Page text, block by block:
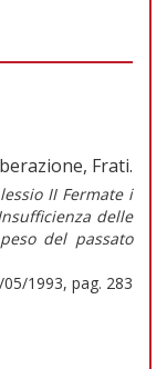
Frati.
II Fermate i
delle
del passato
1993, pag. 283